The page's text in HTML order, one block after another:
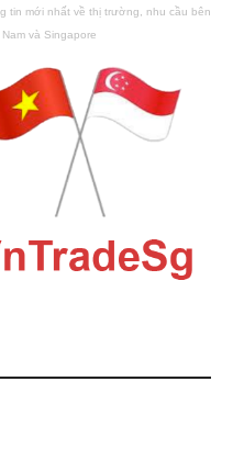
tin mới nhất về thị trường, nhu cầu bên
và Singapore